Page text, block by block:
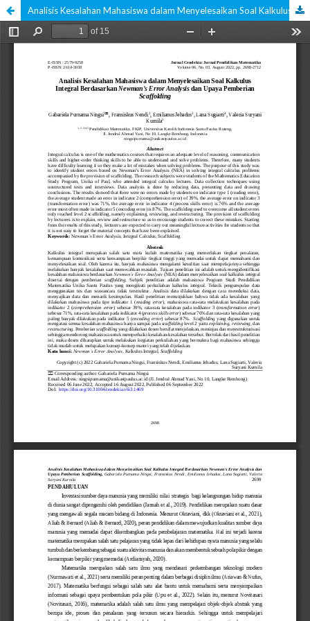
Analisis Kesalahan Mahasiswa dalam Menyelesaikan Soal Kalkulus Integral Berdasarkan Newman's Error Analysis dan Upaya Pemberian Scaffolding